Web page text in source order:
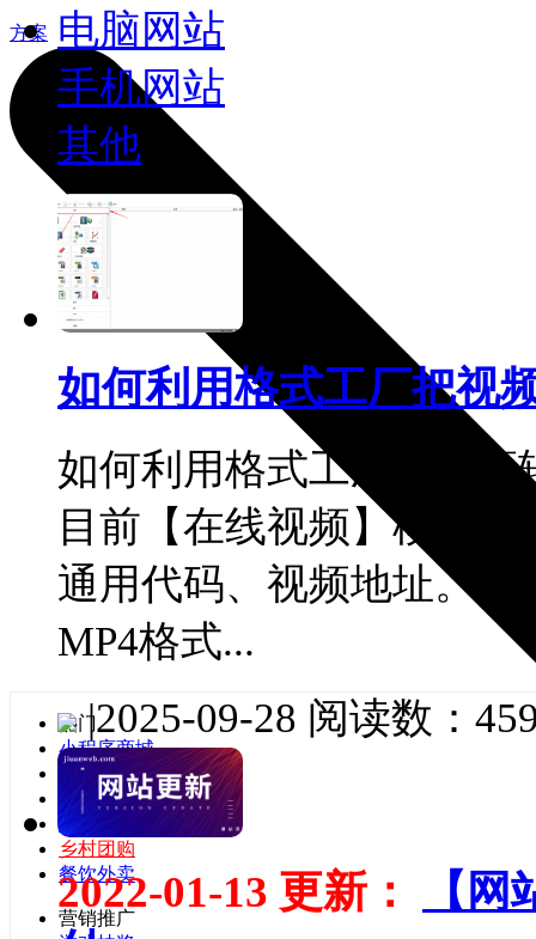
方案
热门
小程序商城
直播商城
多商户入驻
三级分销
乡村团购
餐饮外卖
营销推广
电脑网站
手机网站
其他
如何利用格式工厂把视
如何利用格式工厂把视频
目前【在线视频】模块
通用代码、视频地址。使
MP4格式...
|2025-09-28 阅读数：
2022-01-13 更新：
【